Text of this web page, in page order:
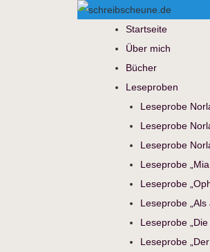
Startseite
Über mich
Bücher
Leseproben
Leseprobe
Leseprobe
Leseprobe
Leseprobe
Leseprobe
Leseprobe
Leseprobe
Leseprobe